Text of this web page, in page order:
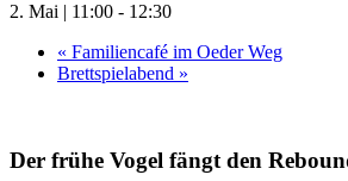
2. Mai | 11:00 - 12:30
« Familiencafé im Oeder Weg
Brettspielabend »
Der frühe Vogel fängt den